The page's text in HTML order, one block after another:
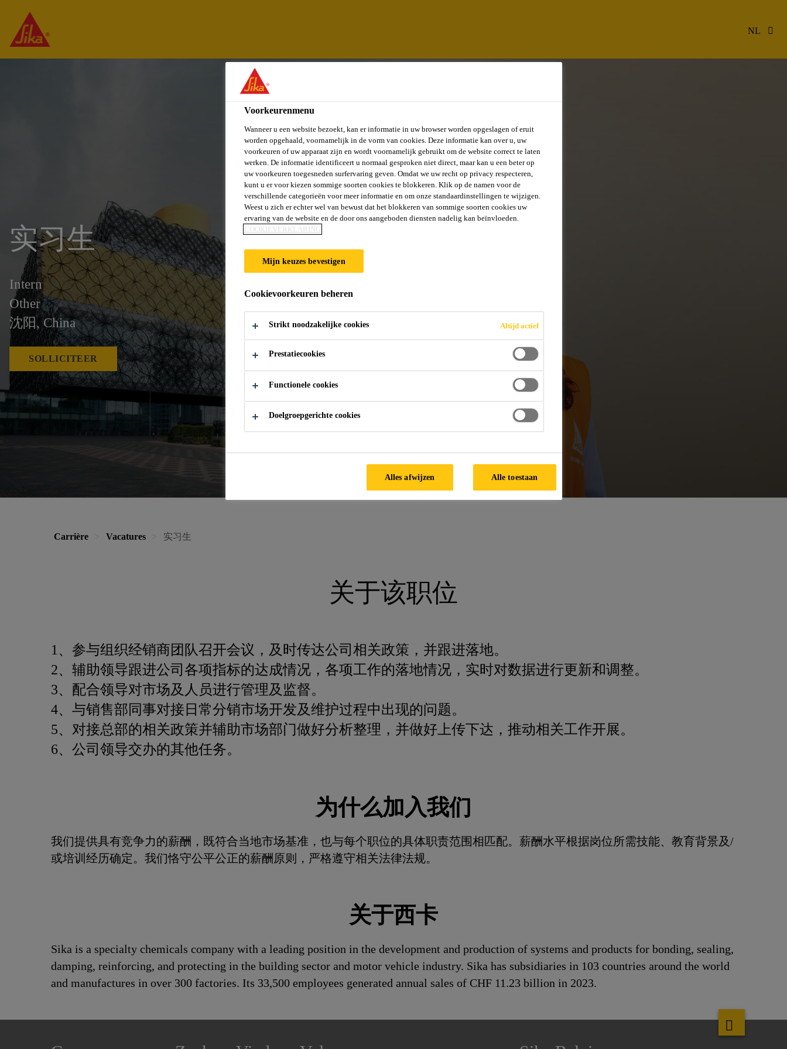
NL
实习生
Intern
Other
沈阳, China
SOLLICITEER
Carrière Vacatures 实习生
关于该职位
1、参与组织经销商团队召开会议，及时传达公司相关政策，并跟进落地。
2、辅助领导跟进公司各项指标的达成情况，各项工作的落地情况，实时对数据进行更新和调整。
3、配合领导对市场及人员进行管理及监督。
4、与销售部同事对接日常分销市场开发及维护过程中出现的问题。
5、对接总部的相关政策并辅助市场部门做好分析整理，并做好上传下达，推动相关工作开展。
6、公司领导交办的其他任务。
为什么加入我们
我们提供具有竞争力的薪酬，既符合当地市场基准，也与每个职位的具体职责范围相匹配。薪酬水平根据岗位所需技能、教育背景及/
或培训经历确定。我们恪守公平公正的薪酬原则，严格遵守相关法律法规。
关于西卡
Sika is a specialty chemicals company with a leading position in the development and production of systems and products for bonding, sealing,
damping, reinforcing, and protecting in the building sector and motor vehicle industry. Sika has subsidiaries in 103 countries around the world
and manufactures in over 300 factories. Its 33,500 employees generated annual sales of CHF 11.23 billion in 2023.
Voorkeurenmenu
Wanneer u een website bezoekt, kan er informatie in uw browser worden opgeslagen of eruit
worden opgehaald, voornamelijk in de vorm van cookies. Deze informatie kan over u, uw
voorkeuren of uw apparaat zijn en wordt voornamelijk gebruikt om de website correct te laten
werken. De informatie identificeert u normaal gesproken niet direct, maar kan u een beter op
uw voorkeuren toegesneden surfervaring geven. Omdat we uw recht op privacy respecteren,
kunt u er voor kiezen sommige soorten cookies te blokkeren. Klik op de namen voor de
verschillende categorieën voor meer informatie en om onze standaardinstellingen te wijzigen.
Weest u zich er echter wel van bewust dat het blokkeren van sommige soorten cookies uw
ervaring van de website en de door ons aangeboden diensten nadelig kan beïnvloeden.
COOKIEVERKLARING
Mijn keuzes bevestigen
Cookievoorkeuren beheren
Strikt noodzakelijke cookies Altijd actief
Prestatiecookies
Functionele cookies
Doelgroepgerichte cookies
Alles afwijzen Alle toestaan